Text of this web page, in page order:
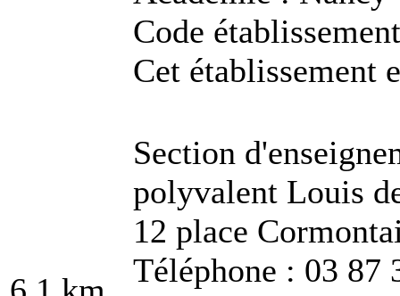
Code
Cet établissement
Section
polyvalent Louis
12 place
Téléphone : 03 87